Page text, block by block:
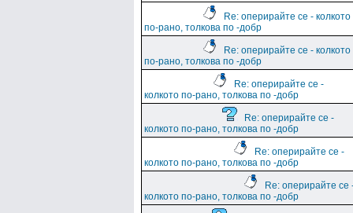
Re: оперирайте се - колкото
по-рано, толкова по -добр
Re: оперирайте се - колкото
по-рано, толкова по -добр
Re: оперирайте се -
колкото по-рано, толкова по -добр
Re: оперирайте се -
колкото по-рано, толкова по -добр
Re: оперирайте се -
колкото по-рано, толкова по -добр
Re: оперирайте се
колкото по-рано, толкова по -добр